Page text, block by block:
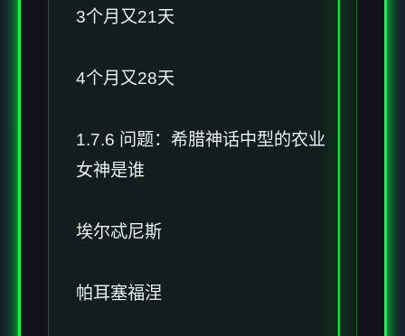
3个月又21天
4个月又28天
1.7.6 问题：希腊神话中型的农业
女神是谁
埃尔忒尼斯
帕耳塞福涅